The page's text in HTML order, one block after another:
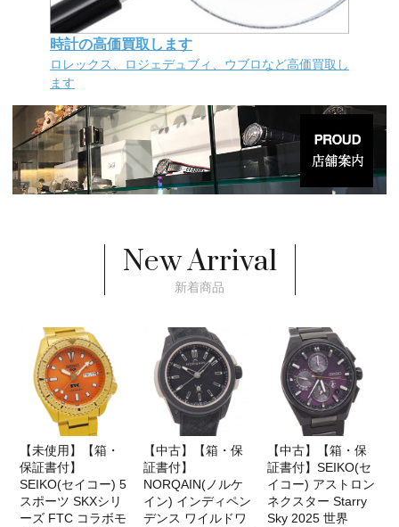
時計の高価買取します
ロレックス、ロジェデュブィ、ウブロなど高価買取し
ます
New Arrival
新着商品
【未使用】【箱・
保証書付】
SEIKO(セイコー) 5
スポーツ SKXシリ
ーズ FTC コラボモ
【中古】【箱・保
証書付】
NORQAIN(ノルケ
イン) インディペン
デンス ワイルドワ
【中古】【箱・保
証書付】SEIKO(セ
イコー) アストロン
ネクスター Starry
Sky 2025 世界